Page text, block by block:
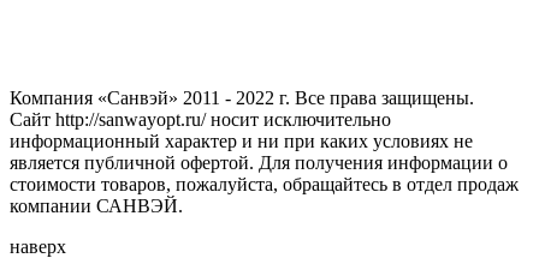
Компания «Санвэй» 2011 - 2022 г. Все права защищены.
Сайт http://sanwayopt.ru/ носит исключительно
информационный характер и ни при каких условиях не
является публичной офертой. Для получения информации о
стоимости товаров, пожалуйста, обращайтесь в отдел продаж
компании САНВЭЙ.
наверх